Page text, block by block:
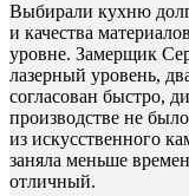
Выбирали кухню
и качества
уровне. Замерщик
лазерный уровень,
согласован быстро,
производстве не
из искусственного
заняла меньше
отличный.